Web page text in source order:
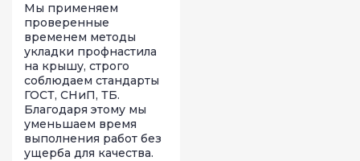
Мы применяем
проверенные
временем методы
укладки профнастила
на крышу, строго
соблюдаем стандарты
ГОСТ, СНиП, ТБ.
Благодаря этому мы
уменьшаем время
выполнения работ без
ущерба для качества.